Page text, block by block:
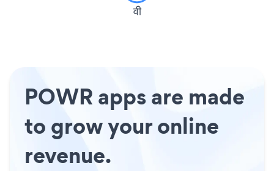
वी
POWR apps are made
to grow your online
revenue.